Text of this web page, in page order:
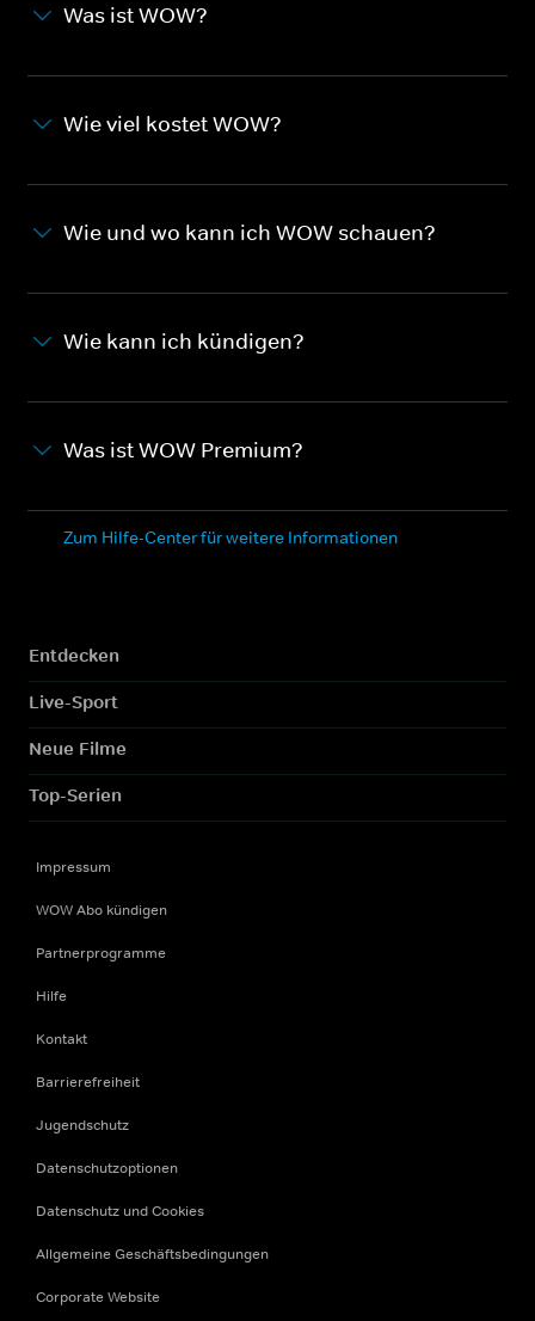
Was ist WOW?
Wie viel kostet WOW?
Wie und wo kann ich WOW schauen?
Wie kann ich kündigen?
Was ist WOW Premium?
Zum Hilfe-Center für weitere Informationen
Entdecken
Live-Sport
Neue Filme
Top-Serien
Impressum
WOW Abo kündigen
Partnerprogramme
Hilfe
Kontakt
Barrierefreiheit
Jugendschutz
Datenschutzoptionen
Datenschutz und Cookies
Allgemeine Geschäftsbedingungen
Corporate Website